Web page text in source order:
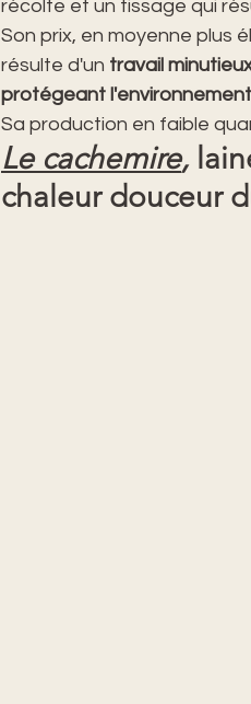
récolte et un tissage qui
Son prix, en moyenne plus
résulte d'un travail
protégeant l'environnement
Sa production en faible
Le cachemire,
chaleur douceur